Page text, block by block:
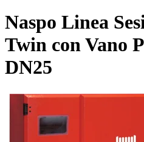
Naspo Linea
Twin con Vano
DN25